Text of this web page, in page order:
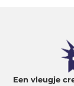
Een vleugje